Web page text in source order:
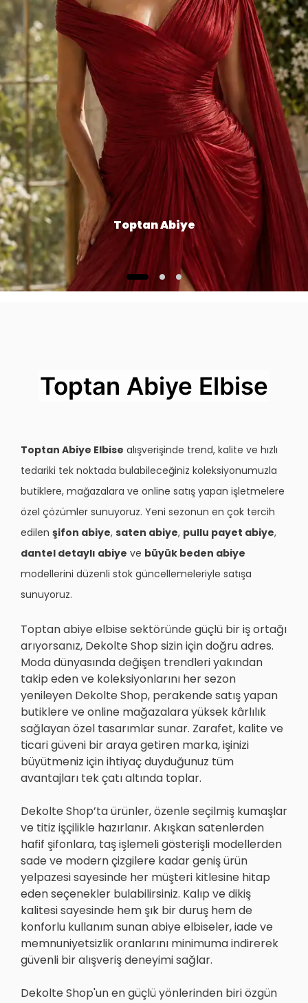
Toptan Abiye
Toptan Abiye Elbise
Toptan Abiye Elbise alışverişinde trend, kalite ve hızlı
tedariki tek noktada bulabileceğiniz koleksiyonumuzla
butiklere, mağazalara ve online satış yapan işletmelere
özel çözümler sunuyoruz. Yeni sezonun en çok tercih
edilen şifon abiye, saten abiye, pullu payet abiye,
dantel detaylı abiye ve büyük beden abiye
modellerini düzenli stok güncellemeleriyle satışa
sunuyoruz.
Toptan abiye elbise sektöründe güçlü bir iş ortağı
arıyorsanız, Dekolte Shop sizin için doğru adres.
Moda dünyasında değişen trendleri yakından
takip eden ve koleksiyonlarını her sezon
yenileyen Dekolte Shop, perakende satış yapan
butiklere ve online mağazalara yüksek kârlılık
sağlayan özel tasarımlar sunar. Zarafet, kalite ve
ticari güveni bir araya getiren marka, işinizi
büyütmeniz için ihtiyaç duyduğunuz tüm
avantajları tek çatı altında toplar.
Dekolte Shop’ta ürünler, özenle seçilmiş kumaşlar
ve titiz işçilikle hazırlanır. Akışkan satenlerden
hafif şifonlara, taş işlemeli gösterişli modellerden
sade ve modern çizgilere kadar geniş ürün
yelpazesi sayesinde her müşteri kitlesine hitap
eden seçenekler bulabilirsiniz. Kalıp ve dikiş
kalitesi sayesinde hem şık bir duruş hem de
konforlu kullanım sunan abiye elbiseler, iade ve
memnuniyetsizlik oranlarını minimuma indirerek
güvenli bir alışveriş deneyimi sağlar.
Dekolte Shop'un en güçlü yönlerinden biri özgün